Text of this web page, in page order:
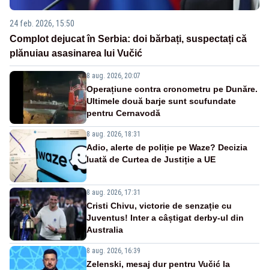
24 feb. 2026, 15:50
Complot dejucat în Serbia: doi bărbați, suspectați că
plănuiau asasinarea lui Vučić
8 aug. 2026, 20:07
Operațiune contra cronometru pe Dunăre.
Ultimele două barje sunt scufundate
pentru Cernavodă
8 aug. 2026, 18:31
Adio, alerte de poliție pe Waze? Decizia
luată de Curtea de Justiție a UE
8 aug. 2026, 17:31
Cristi Chivu, victorie de senzație cu
Juventus! Inter a câștigat derby-ul din
Australia
8 aug. 2026, 16:39
Zelenski, mesaj dur pentru Vučić la